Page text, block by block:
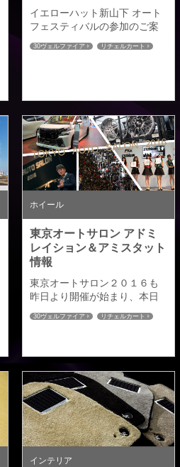
イエローハット新山下 オート
フェスティバルの参加のご案
内をさせていただきます。 今
週の１６日土曜日１７日曜の
スティバルが開催されます。
アドミレイションも３０ヴェ
ルファイア「リチェルカー
ト」のデモカー＆アミスタッ
トホイールを 展示させていた
だきます。 アルタモーダ：３
０ヴェルファイア用...
30ヴェルファイア
リチェルカート
ホイール
東京オートサロン アドミ
レイション＆アミスタット
情報
東京オートサロン２０１６も
昨日より開催が始まり、本日
２日目となりますが アドミレ
イション＆アミスタットの展
STYLE WAGON × FUJI
CORPORATION展示車両：ヴ
ェルファイア アドミレイショ
ン／リチェルカート【エクス
テリア】 ■フロントスポイラー
素地：￥52,000（税別） 塗装
済[単色]：￥68,000（税別）
塗装済[２色]：...
30ヴェルファイア
リチェルカート
インテリア